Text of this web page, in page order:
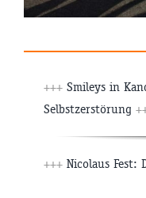
+++ Smileys in
Selbstzerstörung
+++ Nicolaus Fest: